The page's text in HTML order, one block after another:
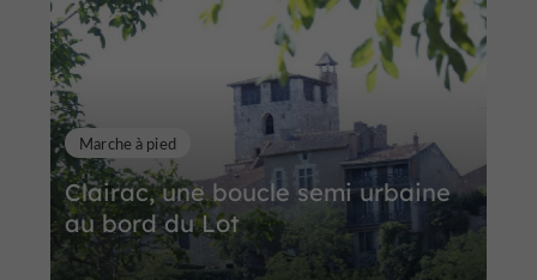
Clairac, une boucle semi urbaine
au bord du Lot
Marche à pied